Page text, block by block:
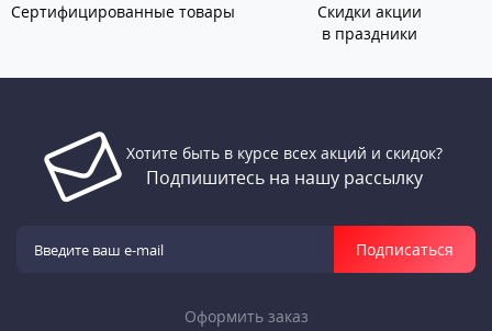
Сертифицированные товары
Скидки акции
в праздники
Хотите быть в курсе всех акций и скидок?
Подпишитесь на нашу рассылку
Подписаться
Оформить заказ